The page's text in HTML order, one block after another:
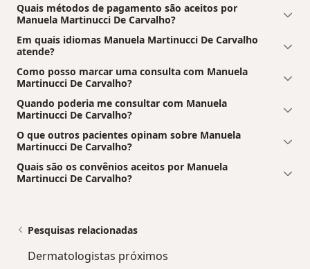
Quais métodos de pagamento são aceitos por
Manuela Martinucci De Carvalho?
Em quais idiomas Manuela Martinucci De Carvalho
atende?
Como posso marcar uma consulta com Manuela
Martinucci De Carvalho?
Quando poderia me consultar com Manuela
Martinucci De Carvalho?
O que outros pacientes opinam sobre Manuela
Martinucci De Carvalho?
Quais são os convênios aceitos por Manuela
Martinucci De Carvalho?
Pesquisas relacionadas
Dermatologistas próximos